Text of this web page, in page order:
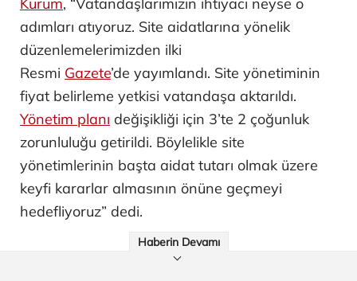
Kurum, “Vatandaşlarımızın ihtiyacı neyse o
adımları atıyoruz. Site aidatlarına yönelik
düzenlemelerimizden ilki
Resmi Gazete’de yayımlandı. Site yönetiminin
fiyat belirleme yetkisi vatandaşa aktarıldı.
Yönetim planı değişikliği için 3’te 2 çoğunluk
zorunluluğu getirildi. Böylelikle site
yönetimlerinin başta aidat tutarı olmak üzere
keyfi kararlar almasının önüne geçmeyi
hedefliyoruz” dedi.
Haberin Devamı